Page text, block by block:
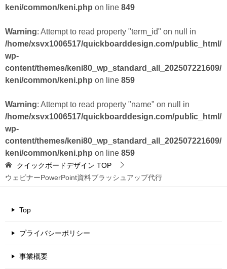
keni/common/keni.php on line 849
Warning: Attempt to read property "term_id" on null in
/home/xsvx1006517/quickboarddesign.com/public_html/
wp-
content/themes/keni80_wp_standard_all_202507221609/
keni/common/keni.php on line 859
Warning: Attempt to read property "name" on null in
/home/xsvx1006517/quickboarddesign.com/public_html/
wp-
content/themes/keni80_wp_standard_all_202507221609/
keni/common/keni.php on line 859
クイックボードデザイン TOP
ウェビナーPowerPoint資料ブラッシュアップ代行
Top
プライバシーポリシー
事業概要